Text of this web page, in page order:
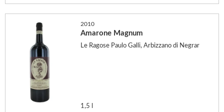
2010
Amarone Magnum
Le Ragose Paulo Galli, Arbizzano di Negrar
1,5 l